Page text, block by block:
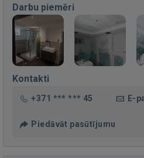
Darbu piemēri
Kontakti
+371 *** *** 45 E-
Piedāvāt pasūtījumu